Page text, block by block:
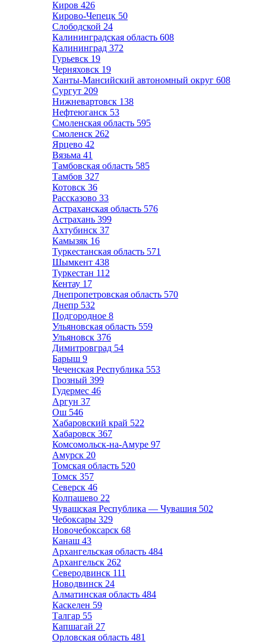
Киров 426
Кирово-Чепецк 50
Слободской 24
Калининградская область 608
Калининград 372
Гурьевск 19
Черняховск 19
Ханты-Мансийский автономный округ 608
Сургут 209
Нижневартовск 138
Нефтеюганск 53
Смоленская область 595
Смоленск 262
Ярцево 42
Вязьма 41
Тамбовская область 585
Тамбов 327
Котовск 36
Рассказово 33
Астраханская область 576
Астрахань 399
Ахтубинск 37
Камызяк 16
Туркестанская область 571
Шымкент 438
Туркестан 112
Кентау 17
Днепропетровская область 570
Днепр 532
Подгородное 8
Ульяновская область 559
Ульяновск 376
Димитровград 54
Барыш 9
Чеченская Республика 553
Грозный 399
Гудермес 46
Аргун 37
Ош 546
Хабаровский край 522
Хабаровск 367
Комсомольск-на-Амуре 97
Амурск 20
Томская область 520
Томск 357
Северск 46
Колпашево 22
Чувашская Республика — Чувашия 502
Чебоксары 329
Новочебоксарск 68
Канаш 43
Архангельская область 484
Архангельск 262
Северодвинск 111
Новодвинск 24
Алматинская область 484
Каскелен 59
Талгар 55
Капшагай 27
Орловская область 481